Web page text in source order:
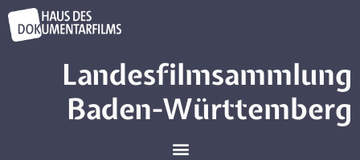
Landesfilmsammlung
Baden-Württemberg